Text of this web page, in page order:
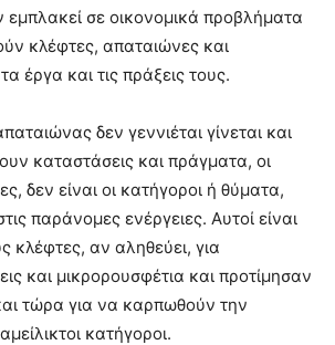
εμπλακεί σε οικονομικά προβλήματα
κλέφτες, απαταιώνες και
έργα και τις πράξεις τους.
δεν γεννιέται γίνεται και
καταστάσεις και πράγματα, οι
δεν είναι οι κατήγοροι ή θύματα,
παράνομες ενέργειες. Αυτοί είναι
κλέφτες, αν αληθεύει, για
και μικρορουσφέτια και προτίμησαν
τώρα για να καρπωθούν την
κατήγοροι.